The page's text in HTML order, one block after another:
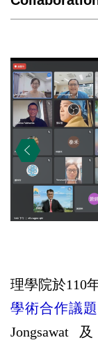
理學院於110
學術合作議題
Jongsawat